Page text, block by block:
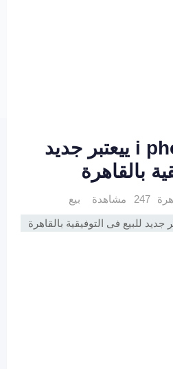
موبايل i phone 11 ييعتبر جديد
بالقاهرة
247 مشاهدة بيع